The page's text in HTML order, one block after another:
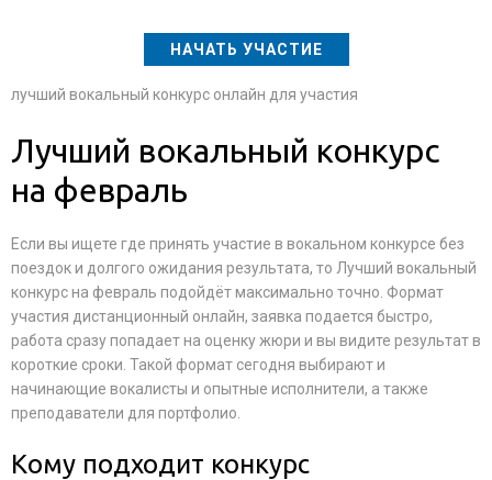
НАЧАТЬ УЧАСТИЕ
лучший вокальный конкурс онлайн для участия
Лучший вокальный конкурс
на февраль
Если вы ищете где принять участие в вокальном конкурсе без
поездок и долгого ожидания результата, то Лучший вокальный
конкурс на февраль подойдёт максимально точно. Формат
участия дистанционный онлайн, заявка подается быстро,
работа сразу попадает на оценку жюри и вы видите результат в
короткие сроки. Такой формат сегодня выбирают и
начинающие вокалисты и опытные исполнители, а также
преподаватели для портфолио.
Кому подходит конкурс